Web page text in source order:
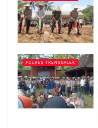
POLRES TRENGGALEK